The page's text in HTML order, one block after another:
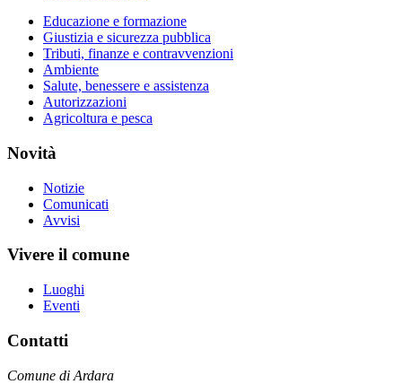
Educazione e formazione
Giustizia e sicurezza pubblica
Tributi, finanze e contravvenzioni
Ambiente
Salute, benessere e assistenza
Autorizzazioni
Agricoltura e pesca
Novità
Notizie
Comunicati
Avvisi
Vivere il comune
Luoghi
Eventi
Contatti
Comune di Ardara